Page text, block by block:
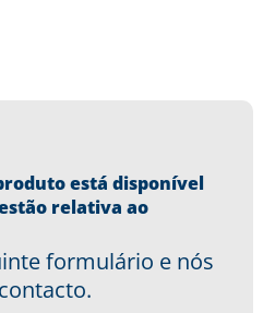
está disponível
relativa ao
formulário e nós